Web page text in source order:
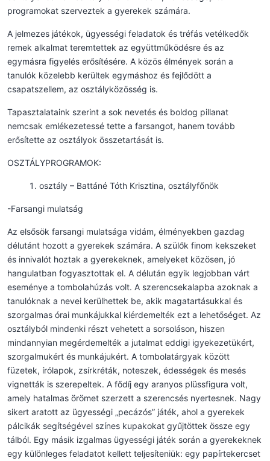
programokat szerveztek a gyerekek számára.
A jelmezes játékok, ügyességi feladatok és tréfás vetélkedők
remek alkalmat teremtettek az együttműködésre és az
egymásra figyelés erősítésére. A közös élmények során a
tanulók közelebb kerültek egymáshoz és fejlődött a
csapatszellem, az osztályközösség is.
Tapasztalataink szerint a sok nevetés és boldog pillanat
nemcsak emlékezetessé tette a farsangot, hanem tovább
erősítette az osztályok összetartását is.
OSZTÁLYPROGRAMOK:
osztály – Battáné Tóth Krisztina, osztályfőnök
-Farsangi mulatság
Az elsősök farsangi mulatsága vidám, élményekben gazdag
délutánt hozott a gyerekek számára. A szülők finom kekszeket
és innivalót hoztak a gyerekeknek, amelyeket közösen, jó
hangulatban fogyasztottak el. A délután egyik legjobban várt
eseménye a tombolahúzás volt. A szerencsekalapba azoknak a
tanulóknak a nevei kerülhettek be, akik magatartásukkal és
szorgalmas órai munkájukkal kiérdemelték ezt a lehetőséget. Az
osztályból mindenki részt vehetett a sorsoláson, hiszen
mindannyian megérdemelték a jutalmat eddigi igyekezetükért,
szorgalmukért és munkájukért. A tombolatárgyak között
füzetek, írólapok, zsírkréták, noteszek, édességek és mesés
vignetták is szerepeltek. A fődíj egy aranyos plüssfigura volt,
amely hatalmas örömet szerzett a szerencsés nyertesnek. Nagy
sikert aratott az ügyességi „pecázós” játék, ahol a gyerekek
pálcikák segítségével színes kupakokat gyűjtöttek össze egy
tálból. Egy másik izgalmas ügyességi játék során a gyerekeknek
egy különleges feladatot kellett teljesíteniük: egy papírtekercset